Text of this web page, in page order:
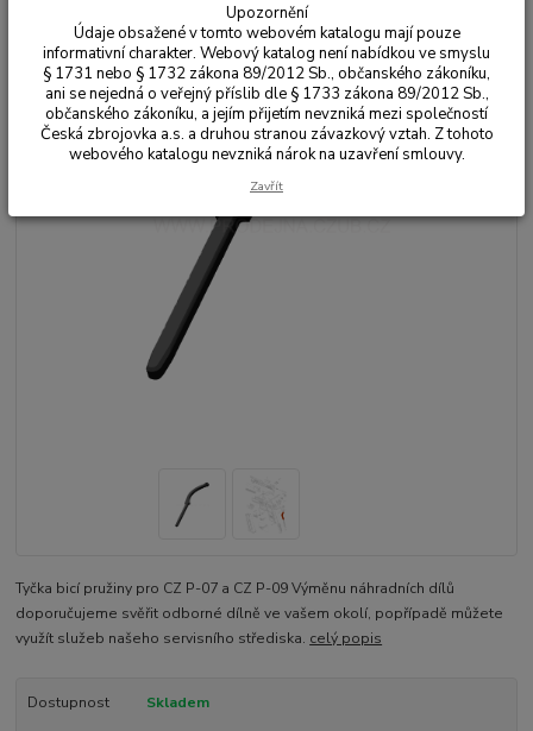
Tyčka bicí pružiny pro CZ P-07 a CZ P-09 Výměnu náhradních dílů
doporučujeme svěřit odborné dílně ve vašem okolí, popřípadě můžete
využít služeb našeho servisního střediska. celý popis
Dostupnost Skladem
Upozornění
Údaje obsažené v tomto webovém katalogu mají pouze
informativní charakter. Webový katalog není nabídkou ve smyslu
§ 1731 nebo § 1732 zákona 89/2012 Sb., občanského zákoníku,
ani se nejedná o veřejný příslib dle § 1733 zákona 89/2012 Sb.,
občanského zákoníku, a jejím přijetím nevzniká mezi společností
Česká zbrojovka a.s. a druhou stranou závazkový vztah. Z tohoto
webového katalogu nevzniká nárok na uzavření smlouvy.
Zavřít